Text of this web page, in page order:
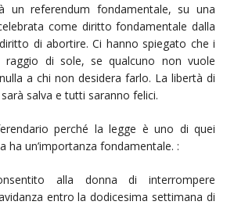
un referendum fondamentale, su una
come diritto fondamentale dalla
di abortire. Ci hanno spiegato che i
di sole, se qualcuno non vuole
a chi non desidera farlo. La libertà di
salva e tutti saranno felici.
perché la legge è uno di quei
ha un’importanza fondamentale. :
alla donna di interrompere
entro la dodicesima settimana di